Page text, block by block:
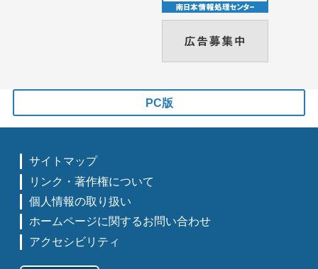
PC版
サイトマップ
リンク・著作権について
個人情報の取り扱い
ホームページに関するお問い合わせ
アクセシビリティ